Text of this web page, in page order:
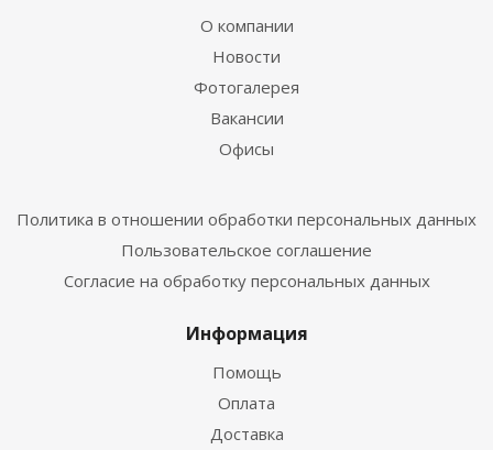
О компании
Новости
Фотогалерея
Вакансии
Офисы
Политика в отношении обработки персональных данных
Пользовательское соглашение
Согласие на обработку персональных данных
Информация
Помощь
Оплата
Доставка